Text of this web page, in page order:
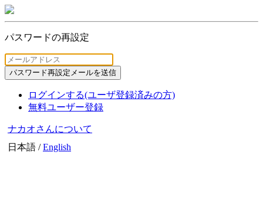
パスワードの再設定
ログインする(ユーザ登録済みの方)
無料ユーザー登録
ナカオさんについて
日本語 /English